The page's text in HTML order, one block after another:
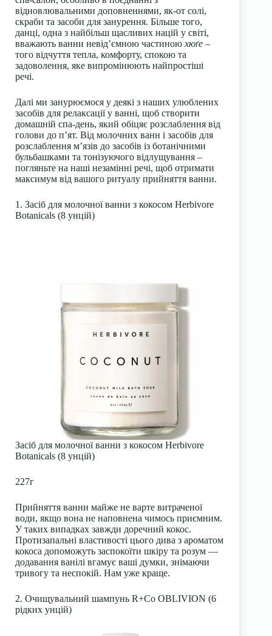
відновлювальними доповненнями, як-от солі,
скраби та засоби для занурення. Більше того,
данці, одна з найбільш щасливих націй у світі,
вважають ванни невід’ємною частиною хюґе –
того відчуття тепла, комфорту, спокою та
задоволення, яке випромінюють найпростіші
речі.
Далі ми занурюємося у деякі з наших улюблених
засобів для релаксації у ванні, щоб створити
домашній спа-день, який обіцяє розслаблення від
голови до п’ят. Від молочних ванн і засобів для
розслаблення м’язів до засобів із ботанічними
бульбашками та тонізуючого відлущування –
погляньте на наші незамінні речі, щоб отримати
максимум від вашого ритуалу прийняття ванни.
1. Засіб для молочної ванни з кокосом Herbivore
Botanicals (8 унцій)
Засіб для молочної ванни з кокосом Herbivore
Botanicals (8 унцій)
227г
Прийняття ванни майже не варте витраченої
води, якщо вона не наповнена чимось приємним.
У таких випадках завжди доречний кокос.
Протизапальні властивості цього дива з ароматом
кокоса допоможуть заспокоїти шкіру та розум —
додавання ванілі вгамує ваші думки, знімаючи
тривогу та неспокій. Нам уже краще.
2. Очищувальний шампунь R+Co OBLIVION (6
рідких унцій)